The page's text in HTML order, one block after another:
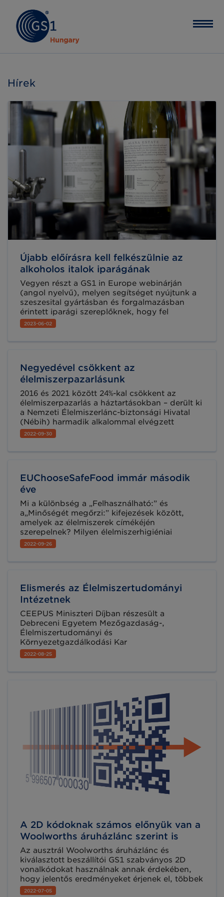
Hírek
Újabb előírásra kell felkészülnie az
alkoholos italok iparágának
Vegyen részt a GS1 in Europe webinárján
(angol nyelvű), melyen segítséget nyújtunk a
szeszesital gyártásban és forgalmazásban
érintett iparági szereplőknek, hogy fel
tudjanak készülni a fogyasztók EU által előírt,
teljes körű tájékoztatására az italok
2023-06-02
Negyedével csökkent az
élelmiszerpazarlásunk
2016 és 2021 között 24%-kal csökkent az
élelmiszerpazarlás a háztartásokban – derült ki
a Nemzeti Élelmiszerlánc-biztonsági Hivatal
(Nébih) harmadik alkalommal elvégzett
hulladékfelmérése során. A mintegy 300
háztartás részvételével lezajlott
élelmiszerek toplistáját pedig továbbra is az
ételmaradékok vezetik.
2022-09-30
EUChooseSafeFood immár második
éve
Mi a különbség a „Felhasználható:” és
a„Minőségét megőrzi:” kifejezések között,
amelyek az élelmiszerek címékéjén
szerepelnek? Milyen élelmiszerhigiéniai
szabályokat alkalmazzak otthon a családom
biztonsága érdekében? Aggódjak-e az
megválaszolta azokat. Az EU tagállamok és az
EFSA közös kampányának második éve egy
sor új témával is foglalkozik.
2022-09-26
Elismerés az Élelmiszertudományi
Intézetnek
CEEPUS Miniszteri Díjban részesült a
Debreceni Egyetem Mezőgazdaság-,
Élelmiszertudományi és
Környezetgazdálkodási Kar
Élelmiszertudományi Intézete. Az elismerést a
Biology, Biotechnology and Food Sciences:
2022-08-25
A 2D kódoknak számos előnyük van a
Woolworths áruházlánc szerint is
Az ausztrál Woolworths áruházlánc és
kiválasztott beszállítói GS1 szabványos 2D
vonalkódokat használnak annak érdekében,
hogy jelentős eredményeket érjenek el, többek
között az élelmiszerbiztonság növelését és az
2022-07-05